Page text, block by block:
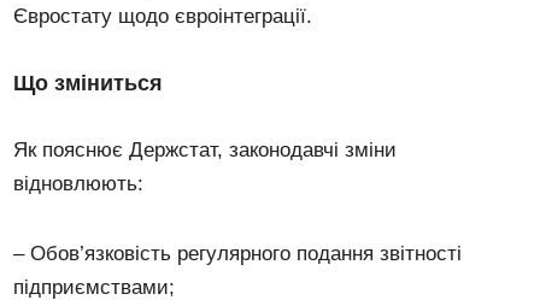
Євростату щодо євроінтеграції.
Що зміниться
Як пояснює Держстат, законодавчі зміни
відновлюють:
– Обов’язковість регулярного подання звітності
підприємствами;